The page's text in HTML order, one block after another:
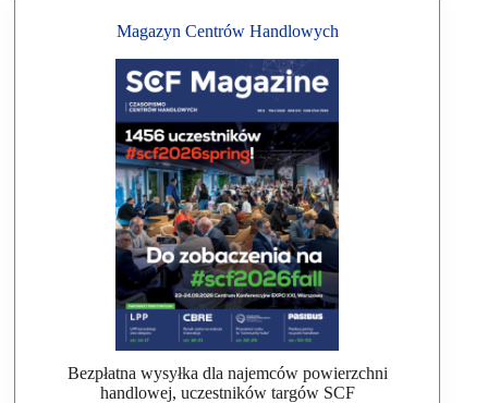
Magazyn Centrów Handlowych
Bezpłatna wysyłka dla najemców powierzchni
handlowej, uczestników targów SCF